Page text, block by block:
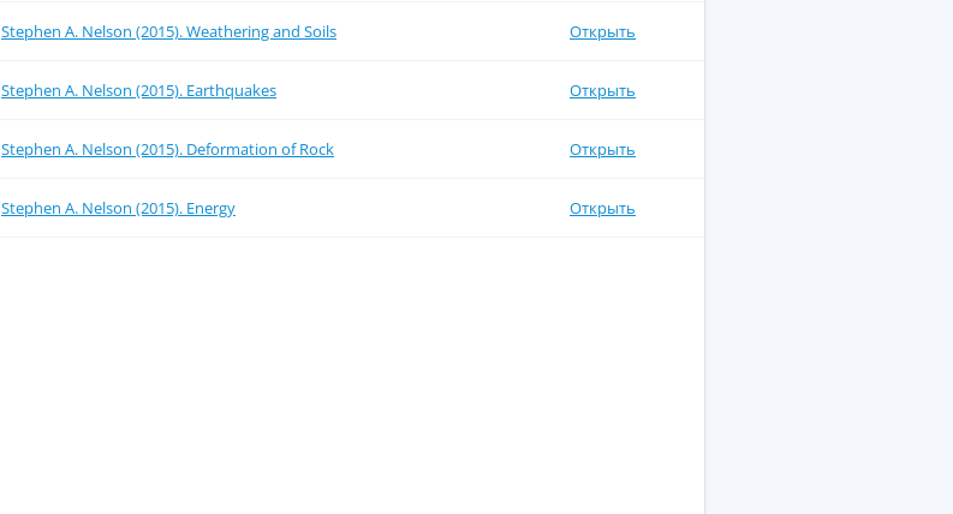
Stephen A. Nelson (2015). Weathering and Soils Открыть
Stephen A. Nelson (2015). Earthquakes Открыть
Stephen A. Nelson (2015). Deformation of Rock Открыть
Stephen A. Nelson (2015). Energy Открыть